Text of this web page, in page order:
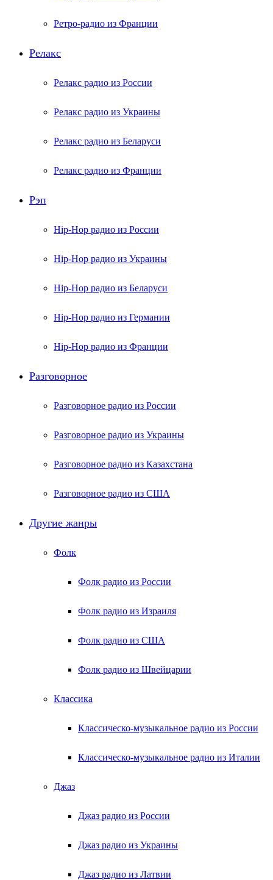
Ретро-радио из Франции
Релакс
Релакс радио из России
Релакс радио из Украины
Релакс радио из Беларуси
Релакс радио из Франции
Рэп
Hip-Hop радио из России
Hip-Hop радио из Украины
Hip-Hop радио из Беларуси
Hip-Hop радио из Германии
Hip-Hop радио из Франции
Разговорное
Разговорное радио из России
Разговорное радио из Украины
Разговорное радио из Казахстана
Разговорное радио из США
Другие жанры
Фолк
Фолк радио из России
Фолк радио из Израиля
Фолк радио из США
Фолк радио из Швейцарии
Классика
Классическо-музыкальное радио из России
Классическо-музыкальное радио из Италии
Джаз
Джаз радио из России
Джаз радио из Украины
Джаз радио из Латвии